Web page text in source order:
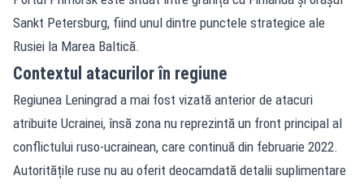
Sankt Petersburg, fiind unul dintre punctele strategice ale
Rusiei la Marea Baltică.
Contextul atacurilor în regiune
Regiunea Leningrad a mai fost vizată anterior de atacuri
atribuite Ucrainei, însă zona nu reprezintă un front principal al
conflictului ruso‑ucrainean, care continuă din februarie 2022.
Autoritățile ruse nu au oferit deocamdată detalii suplimentare